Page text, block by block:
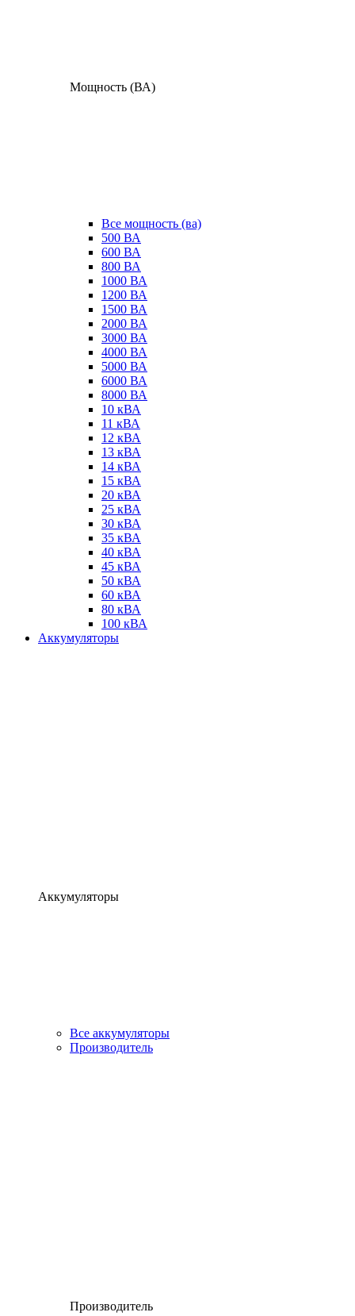
Мощность (ВА)
Все мощность (ва)
500 ВА
600 ВА
800 ВА
1000 ВА
1200 ВА
1500 ВА
2000 ВА
3000 ВА
4000 ВА
5000 ВА
6000 ВА
8000 ВА
10 кВА
11 кВА
12 кВА
13 кВА
14 кВА
15 кВА
20 кВА
25 кВА
30 кВА
35 кВА
40 кВА
45 кВА
50 кВА
60 кВА
80 кВА
100 кВА
Аккумуляторы
Аккумуляторы
Все аккумуляторы
Производитель
Производитель